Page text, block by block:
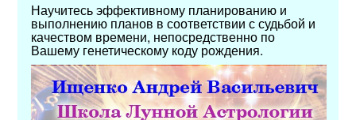
Научитесь эффективному планированию и
выполнению планов в соответствии с судьбой и
качеством времени, непосредственно по
Вашему генетическому коду рождения.